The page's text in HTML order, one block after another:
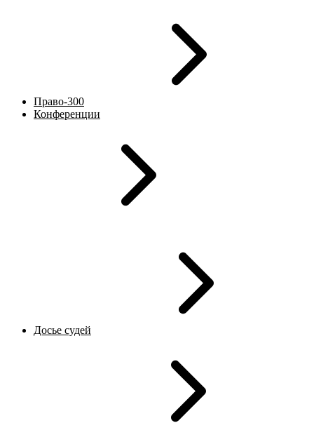
Право-300
Конференции
Досье судей